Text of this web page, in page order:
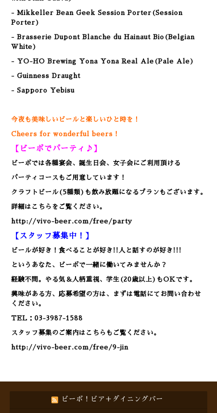
- Mikkeller Bean Geek Session Porter(Session
Porter)
- Brasserie Dupont Blanche du Hainaut Bio(Belgian
White)
- YO-HO Brewing Yona Yona Real Ale(Pale Ale)
- Guinness Draught
- Sapporo Yebisu
今夜も美味しいビールと楽しいひと時を！
Cheers for wonderful beers！
【ビーボでパーティ♪】
ビーボでは各種宴会、誕生日会、女子会にご利用頂ける
パーティコースもご用意しています！
クラフトビール(5種類)も飲み放題になるプランもございます。
詳細はこちらをご覧ください。
http://vivo-beer.com/free/party
【スタッフ募集中！】
ビールが好き！食べることが好き!!人と話すのが好き!!!
というあなた、ビーボで一緒に働いてみませんか？
経験不問。やる気＆人柄重視、学生(20歳以上)もOKです。
興味がある方、応募希望の方は、まずは電話にてお問い合わせ
ください。
TEL：03-3987-1588
スタッフ募集のご案内はこちらもご覧ください。
http://vivo-beer.com/free/9-jin
ビーボ！ビア＋ダイニングバー